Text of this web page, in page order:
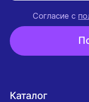
Согласие с
Каталог